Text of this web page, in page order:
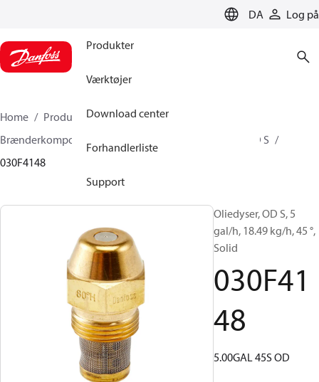
DA Log på
Produkter
Værktøjer
Download center
Forhandlerliste
Support
Home Produkter
Climate Solutions for heating
Brænderkomponenter
OD B / OD H / OD S
030F4148
Oliedyser, OD S, 5
gal/h, 18.49 kg/h, 45 °,
Solid
030F41
48
5.00GAL 45S OD